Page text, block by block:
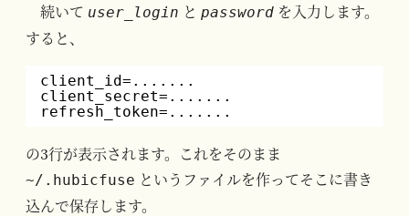
続いて user_login と password を入力します。
すると、
client_id=.......
client_secret=.......
refresh_token=.......
の3行が表示されます。これをそのまま
~/.hubicfuse というファイルを作ってそこに書き
込んで保存します。